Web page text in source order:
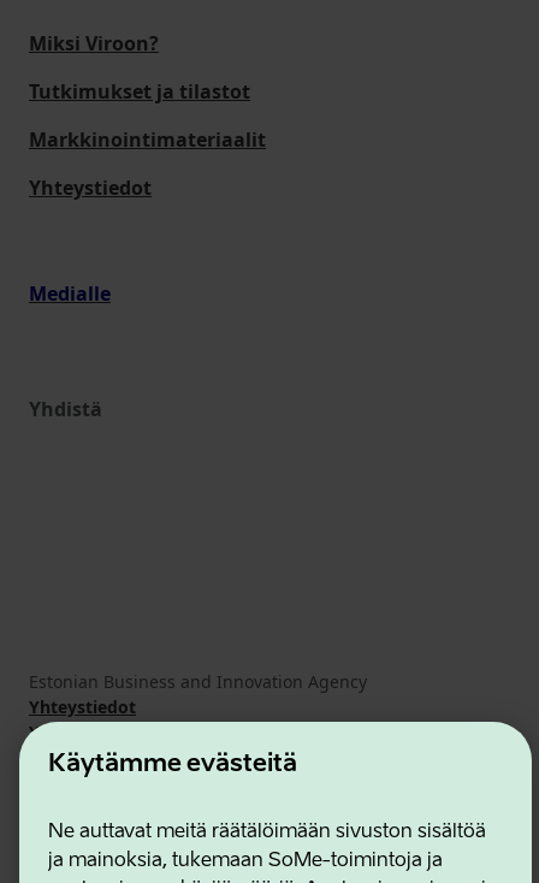
Käytämme evästeitä
Ne auttavat meitä räätälöimään sivuston sisältöä
ja mainoksia, tukemaan SoMe-toimintoja ja
Miksi Viroon?
Tutkimukset ja tilastot
Markkinointimateriaalit
Yhteystiedot
Medialle
Yhdistä
Estonian Business and Innovation Agency
Yhteystiedot
Yhteistyökumppanit
Käyttöehdot
Eväste- ja tietosuojakäytäntö